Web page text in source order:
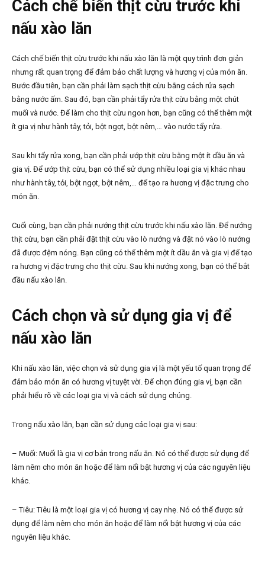
Cách chế biến thịt cừu trước khi
nấu xào lăn
Cách chế biến thịt cừu trước khi nấu xào lăn là một quy trình đơn giản
nhưng rất quan trọng để đảm bảo chất lượng và hương vị của món ăn.
Bước đầu tiên, bạn cần phải làm sạch thịt cừu bằng cách rửa sạch
bằng nước ấm. Sau đó, bạn cần phải tẩy rửa thịt cừu bằng một chút
muối và nước. Để làm cho thịt cừu ngon hơn, bạn cũng có thể thêm một
ít gia vị như hành tây, tỏi, bột ngọt, bột nêm,… vào nước tẩy rửa.
Sau khi tẩy rửa xong, bạn cần phải ướp thịt cừu bằng một ít dầu ăn và
gia vị. Để ướp thịt cừu, bạn có thể sử dụng nhiều loại gia vị khác nhau
như hành tây, tỏi, bột ngọt, bột nêm,… để tạo ra hương vị đặc trưng cho
món ăn.
Cuối cùng, bạn cần phải nướng thịt cừu trước khi nấu xào lăn. Để nướng
thịt cừu, bạn cần phải đặt thịt cừu vào lò nướng và đặt nó vào lò nướng
đã được đệm nóng. Bạn cũng có thể thêm một ít dầu ăn và gia vị để tạo
ra hương vị đặc trưng cho thịt cừu. Sau khi nướng xong, bạn có thể bắt
đầu nấu xào lăn.
Cách chọn và sử dụng gia vị để
nấu xào lăn
Khi nấu xào lăn, việc chọn và sử dụng gia vị là một yếu tố quan trọng để
đảm bảo món ăn có hương vị tuyệt vời. Để chọn đúng gia vị, bạn cần
phải hiểu rõ về các loại gia vị và cách sử dụng chúng.
Trong nấu xào lăn, bạn cần sử dụng các loại gia vị sau:
– Muối: Muối là gia vị cơ bản trong nấu ăn. Nó có thể được sử dụng để
làm nêm cho món ăn hoặc để làm nổi bật hương vị của các nguyên liệu
khác.
– Tiêu: Tiêu là một loại gia vị có hương vị cay nhẹ. Nó có thể được sử
dụng để làm nêm cho món ăn hoặc để làm nổi bật hương vị của các
nguyên liệu khác.